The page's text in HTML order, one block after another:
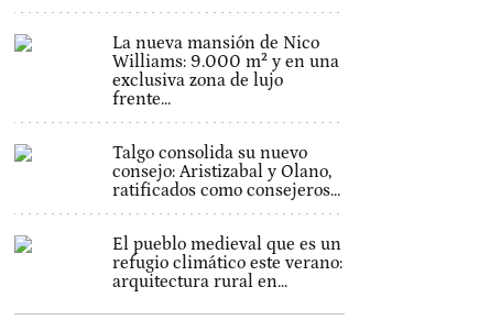
La nueva mansión de Nico
Williams: 9.000 m² y en una
exclusiva zona de lujo
frente...
Talgo consolida su nuevo
consejo: Aristizabal y Olano,
ratificados como consejeros...
El pueblo medieval que es un
refugio climático este verano:
arquitectura rural en...